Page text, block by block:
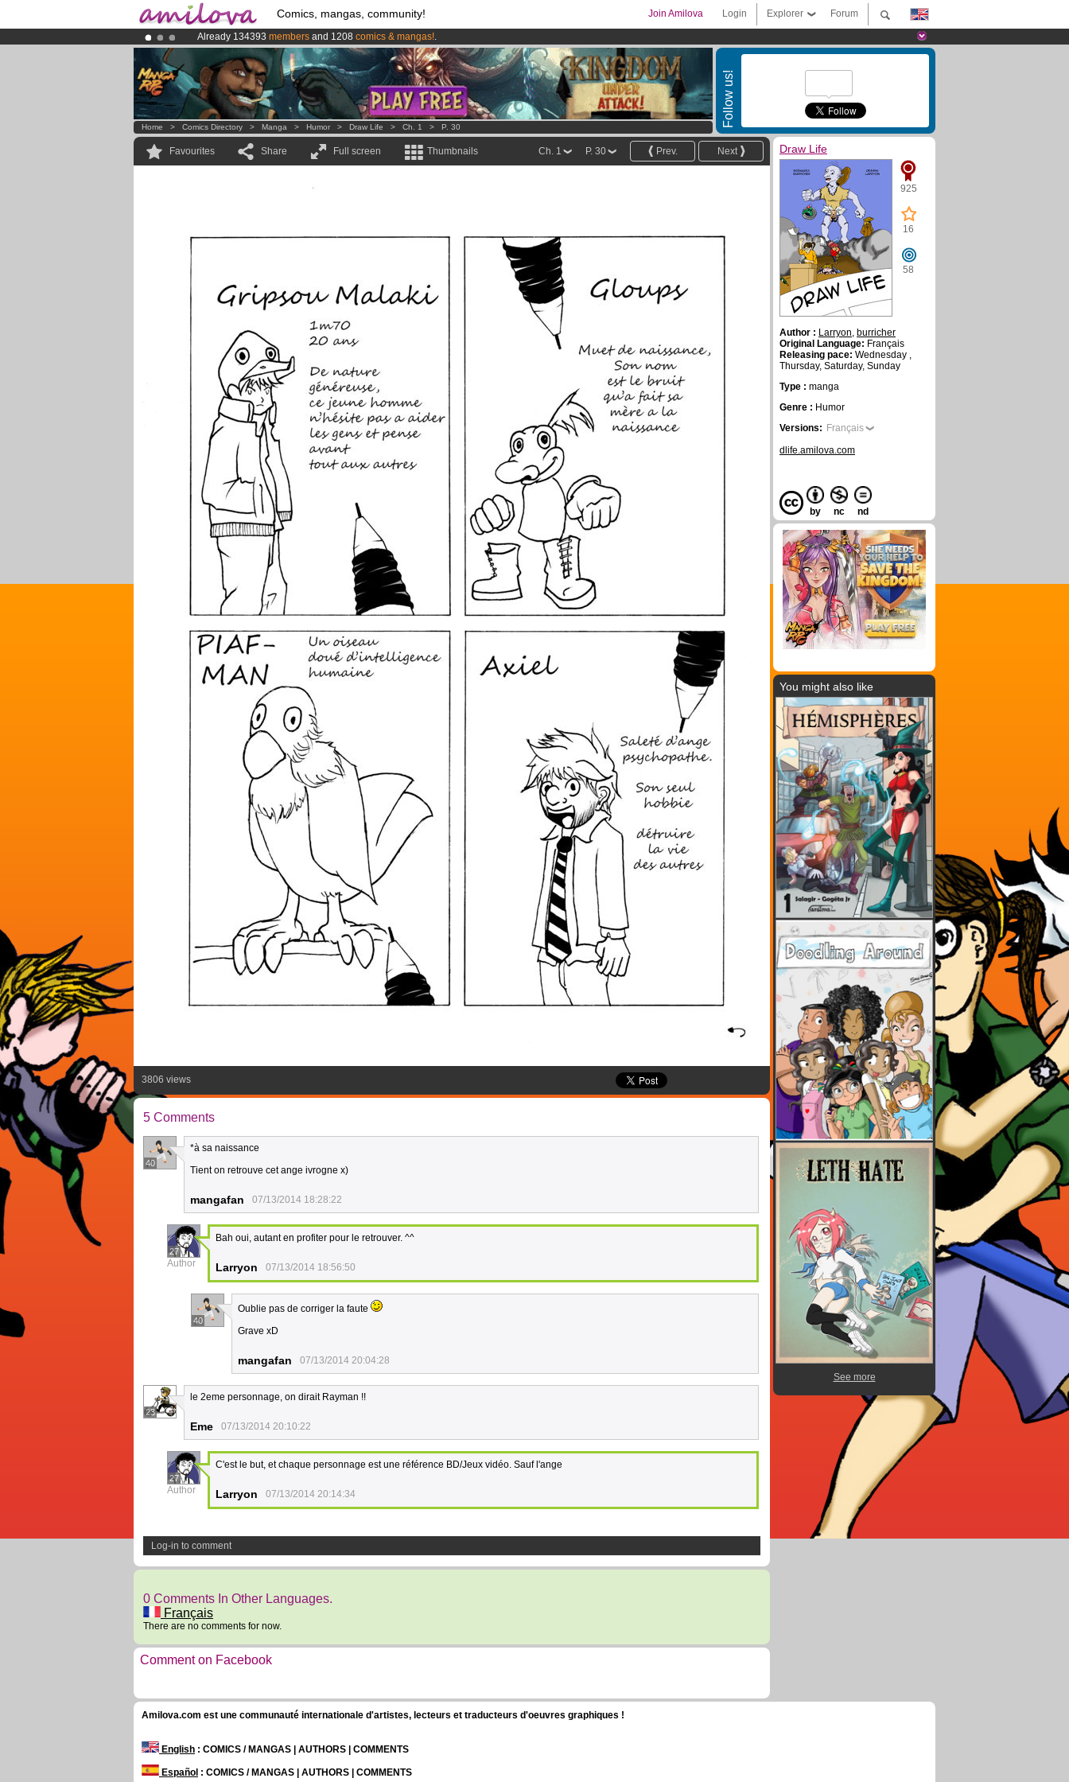
Comics, mangas, community! Forum
Explorer
Login
Join Amilova
Already 134393 members and 1208 comics & mangas!.
Premium membership from3.95 eurosper month !Get membership now
AmilovaKickstarter is now LIVE!.
Follow us!
Home > Comics Directory > Manga > Humor > Draw Life > Ch. 1 > P. 30
Favourites Share Full screen Thumbnails Next
Prev.
P. 30
Ch. 1
3806 views
5 Comments
40
*à sa naissance
Tient on retrouve cet ange ivrogne x)
mangafan 07/13/2014 18:28:22
27
Author
Bah oui, autant en profiter pour le retrouver. ^^
Larryon 07/13/2014 18:56:50
40
Oublie pas de corriger la faute
Grave xD
mangafan 07/13/2014 20:04:28
23
le 2eme personnage, on dirait Rayman !!
Eme 07/13/2014 20:10:22
27
Author
C'est le but, et chaque personnage est une référence BD/Jeux vidéo. Sauf l'ange
Larryon 07/13/2014 20:14:34
Log-in to comment
0 Comments In Other Languages.
Français
There are no comments for now.
Comment on Facebook
Draw Life
925
16
58
Author : Larryon, burricher
Original Language: Français
Releasing pace: Wednesday ,
Thursday, Saturday, Sunday
Type : manga
Genre : Humor
Versions: Français
dlife.amilova.com
by nc nd
You might also like
See more
Amilova.com est une communauté internationale d'artistes, lecteurs et traducteurs d'oeuvres graphiques !
English : COMICS / MANGAS | AUTHORS | COMMENTS
Español : COMICS / MANGAS | AUTHORS | COMMENTS